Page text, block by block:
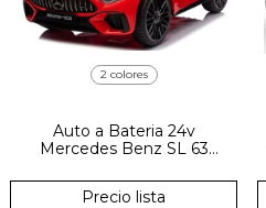
2 colores
Auto a Bateria 24v
Mercedes Benz SL 63
suspensión
Precio lista